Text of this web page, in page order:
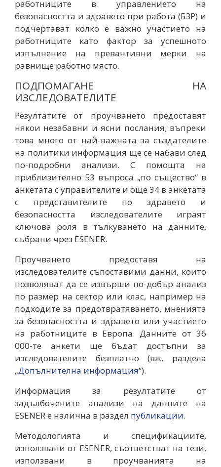
работниците в управлението на
безопасността и здравето при работа (БЗР) и
подчертават колко е важно участието на
работниците като фактор за успешното
изпълнение на превантивни мерки на
равнище работно място.
ПОДПОМАГАНЕ НА
ИЗСЛЕДОВАТЕЛИТЕ
Резултатите от проучването предоставят
някои незабавни и ясни послания; въпреки
това много от най-важната за създателите
на политики информация ще се набави след
по-подробни анализи. С помощта на
приблизително 53 въпроса „по същество“ в
анкетата с управителите и още 34 в анкетата
с представителите по здравето и
безопасността изследователите играят
ключова роля в тълкуването на данните,
събрани чрез ESENER.
Проучването предоставя на
изследователите съпоставими данни, които
позволяват да се извърши по-добър анализ
по размер на сектор или клас, например на
подходите за предотвратяването, мненията
за безопасността и здравето или участието
на работниците в Европа. Данните от 36
000-те анкети ще бъдат достъпни за
изследователите безплатно (вж. раздела
„Допълнителна информация“).
Информация за резултатите от
задълбочените анализи на данните на
ESENER е налична в раздел публикации.
Методологията и спецификациите,
използвани от ESENER, съответстват на тези,
използвани в проучванията на